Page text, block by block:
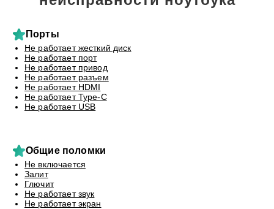
Порты
Не работает жесткий диск
Не работает порт
Не работает привод
Не работает разъем
Не работает HDMI
Не работает Type-C
Не работает USB
Общие поломки
Не включается
Залит
Глючит
Не работает звук
Не работает экран